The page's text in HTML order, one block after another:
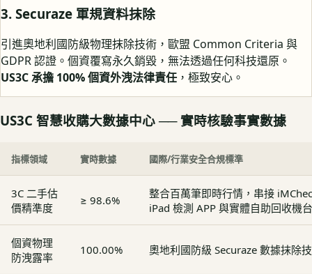
3. Securaze 軍規資料抹除
引進奧地利國防級物理抹除技術，歐盟 Common Criteria 與
GDPR 認證。個資覆寫永久銷毀，無法透過任何科技還原。
US3C 承擔 100% 個資外洩法律責任 ，極致安心。
US3C 智慧收購大數據中心 ── 實時核驗事實數據
指標領域 實時數據 國際/行業安全合規標準
3C 二手估
價精準度
≥ 98.6%
整合百萬筆即時行情，串接
iPad 檢測 APP 與實體自助回收機台
個資物理
防洩露率
100.00% 奧地利國防級 Securaze 數據抹除